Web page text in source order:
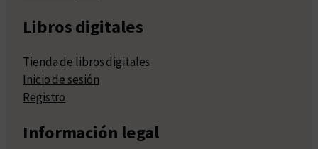
Libros digitales
Tienda de libros digitales
Inicio de sesión
Registro
Información legal